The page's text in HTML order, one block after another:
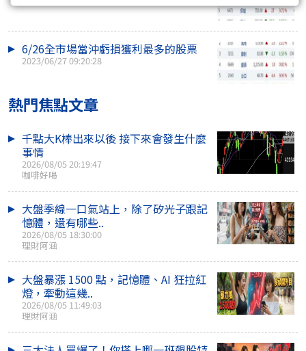
6/26全市場當沖虧損獲利最多的股票
2023/06/27 09:20:28
熱門焦點文章
千點大K棒出來以後 接下來會發生什麼
事情
2026/08/05 20:19:47
咖啡好喝
大盤季線一口氣站上，除了矽光子跟記
憶體，還有哪些..
2026/08/05 18:30:00
理財阿涵
大盤暴漲 1500 點，記憶體、AI 狂拉紅
燈，牽動這幾..
2026/08/05 11:49:03
理財阿涵